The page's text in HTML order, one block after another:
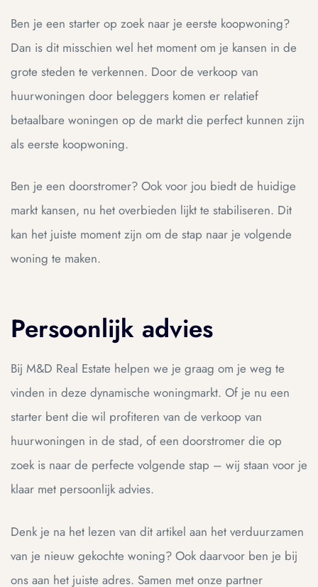
Ben je een starter op zoek naar je eerste koopwoning?
Dan is dit misschien wel het moment om je kansen in de
grote steden te verkennen. Door de verkoop van
huurwoningen door beleggers komen er relatief
betaalbare woningen op de markt die perfect kunnen zijn
als eerste koopwoning.
Ben je een doorstromer? Ook voor jou biedt de huidige
markt kansen, nu het overbieden lijkt te stabiliseren. Dit
kan het juiste moment zijn om de stap naar je volgende
woning te maken.
Persoonlijk advies
Bij M&D Real Estate helpen we je graag om je weg te
vinden in deze dynamische woningmarkt. Of je nu een
starter bent die wil profiteren van de verkoop van
huurwoningen in de stad, of een doorstromer die op
zoek is naar de perfecte volgende stap – wij staan voor je
klaar met persoonlijk advies.
Denk je na het lezen van dit artikel aan het verduurzamen
van je nieuw gekochte woning? Ook daarvoor ben je bij
ons aan het juiste adres. Samen met onze partner